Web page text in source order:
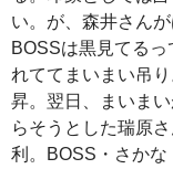
い。が、森井さん
BOSSは黒見てる
れててまいまい吊
昇。翌日、まいま
らそうとした瑞原
利。BOSS・さかな